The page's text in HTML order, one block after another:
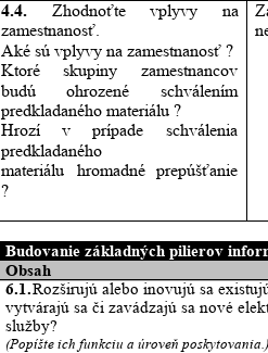
4.4. Zhodnoťte vplyvy
na
zamestnanosť.
Aké sú vplyvy na zamestnanosť ?
Ktoré
skupiny
zamestnancov
budú
ohrozené
schválením
predkladaného materiálu ?
Hrozí
v prípade
schválenia
predkladaného
materiálu
hromadné
prepúšťanie
?
Budovanie základných pilierov
Obsah
6.1. Rozširujú alebo inovujú sa
vytvárajú sa či zavádzajú sa nové
služby?
(Popíšte ich funkciu a úroveň